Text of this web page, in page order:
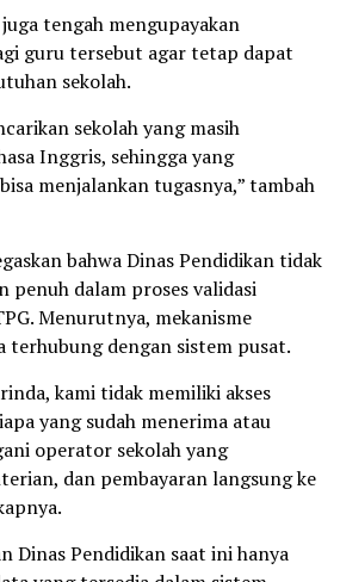
tengah mengupayakan
guru tersebut agar tetap dapat
sekolah.
sekolah yang masih
Inggris, sehingga yang
menjalankan tugasnya,” tambah
bahwa Dinas Pendidikan tidak
penuh dalam proses validasi
Menurutnya, mekanisme
terhubung dengan sistem pusat.
kami tidak memiliki akses
yang sudah menerima atau
operator sekolah yang
dan pembayaran langsung ke
Dinas Pendidikan saat ini hanya